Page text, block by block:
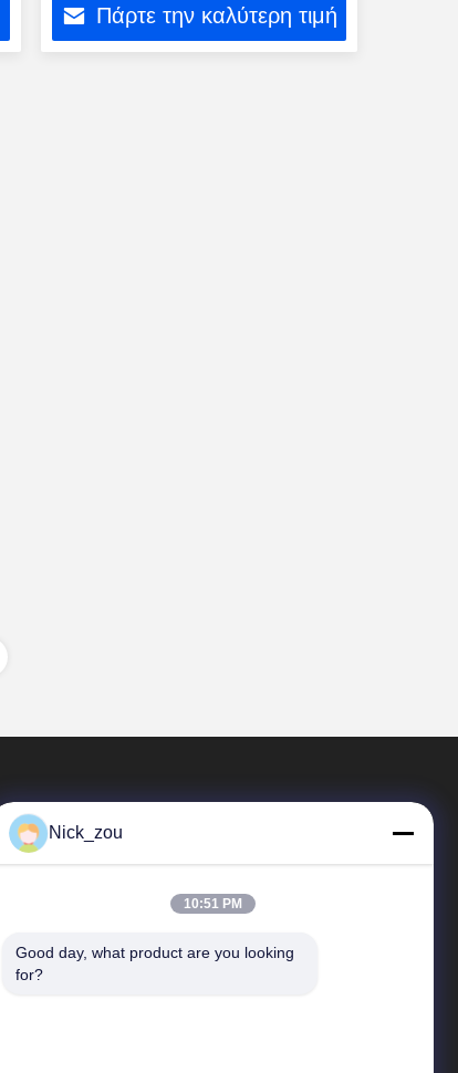
Πάρτε την καλύτερη τιμή
Γρήγορες συνδέσεις
Nick_zou
10:51 PM
Good day, what product are you looking
for?